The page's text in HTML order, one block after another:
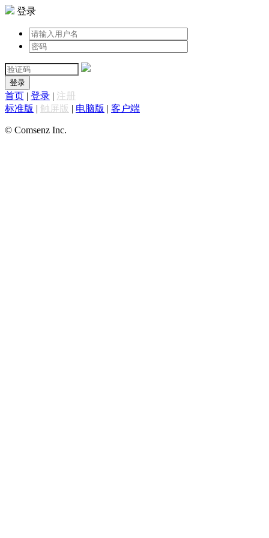
登录
登录
首页 | 登录 | 注册
标准版 | 触屏版 | 电脑版 | 客户端
© Comsenz Inc.